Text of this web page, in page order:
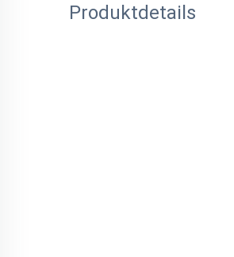
Produktdetails